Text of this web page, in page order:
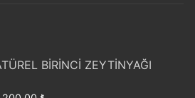
BİRİNCİ ZEYTİNYAĞI